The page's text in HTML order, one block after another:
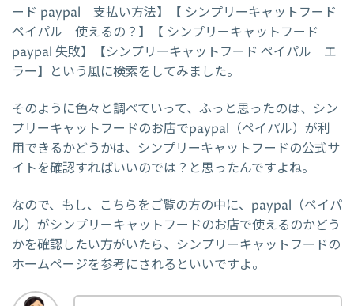
ード paypal 支払い方法】【 シンプリーキャットフード
ペイパル 使えるの？】【 シンプリーキャットフード
paypal 失敗】【シンプリーキャットフード ペイパル エ
ラー】という風に検索をしてみました。
そのように色々と調べていって、ふっと思ったのは、シン
プリーキャットフードのお店でpaypal（ペイパル）が利
用できるかどうかは、シンプリーキャットフードの公式サ
イトを確認すればいいのでは？と思ったんですよね。
なので、もし、こちらをご覧の方の中に、paypal（ペイパ
ル）がシンプリーキャットフードのお店で使えるのかどう
かを確認したい方がいたら、シンプリーキャットフードの
ホームページを参考にされるといいですよ。